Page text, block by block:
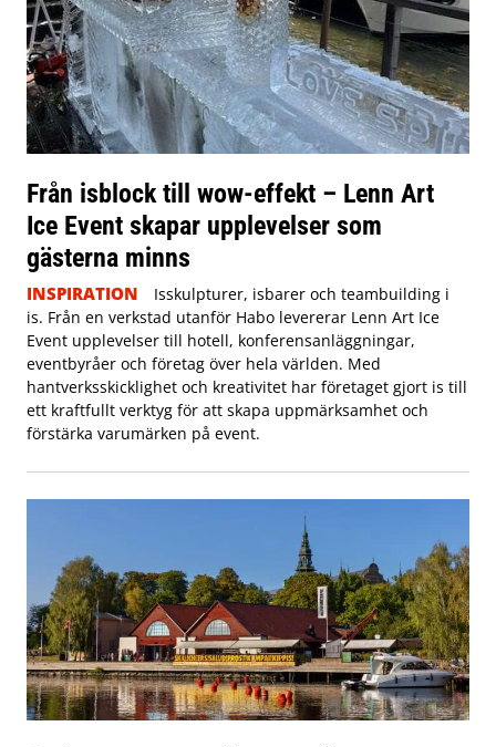
Från isblock till wow-effekt – Lenn Art
Ice Event skapar upplevelser som
gästerna minns
INSPIRATION
Isskulpturer, isbarer och teambuilding i
is. Från en verkstad utanför Habo levererar Lenn Art Ice
Event upplevelser till hotell, konferensanläggningar,
eventbyråer och företag över hela världen. Med
hantverksskicklighet och kreativitet har företaget gjort is till
ett kraftfullt verktyg för att skapa uppmärksamhet och
förstärka varumärken på event.